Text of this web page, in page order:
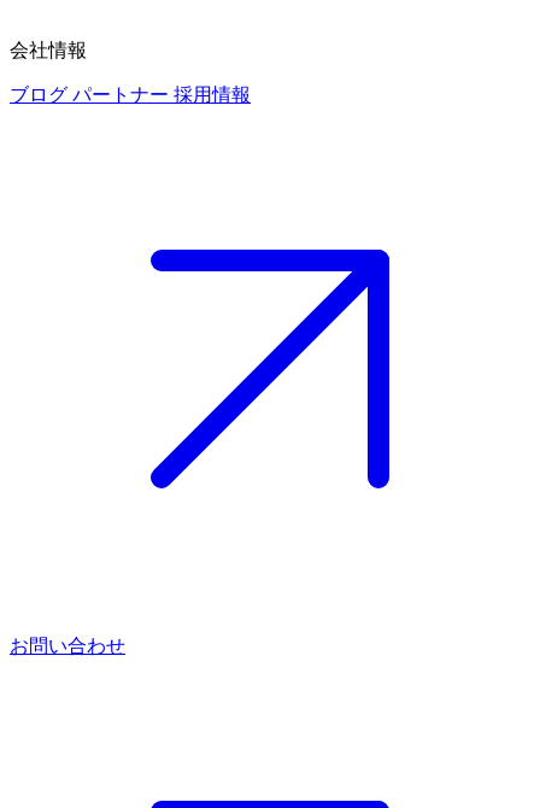
会社情報
ブログ パートナー 採用情報
お問い合わせ